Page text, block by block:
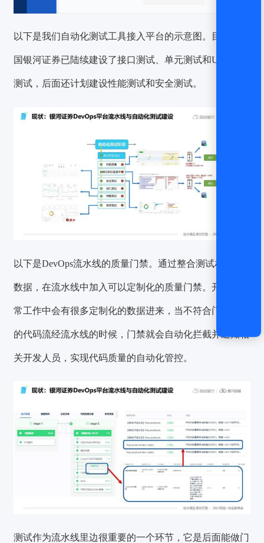
以下是我们自动化测试工具接入平台的示意图。目前，中
国银河证券已陆续建设了接口测试、单元测试和UI自动化
测试，后面还计划建设性能测试和安全测试。
以下是DevOps流水线的质量门禁。通过整合测试相关的
数据，在流水线中加入可以定制化的质量门禁。开发的日
常工作中会有很多定制化的数据进来，当不符合门禁要求
的代码流经流水线的时候，门禁就会自动化拦截并通知相
关开发人员，实现代码质量的自动化管控。
测试作为流水线里边很重要的一个环节，它是后面能做门